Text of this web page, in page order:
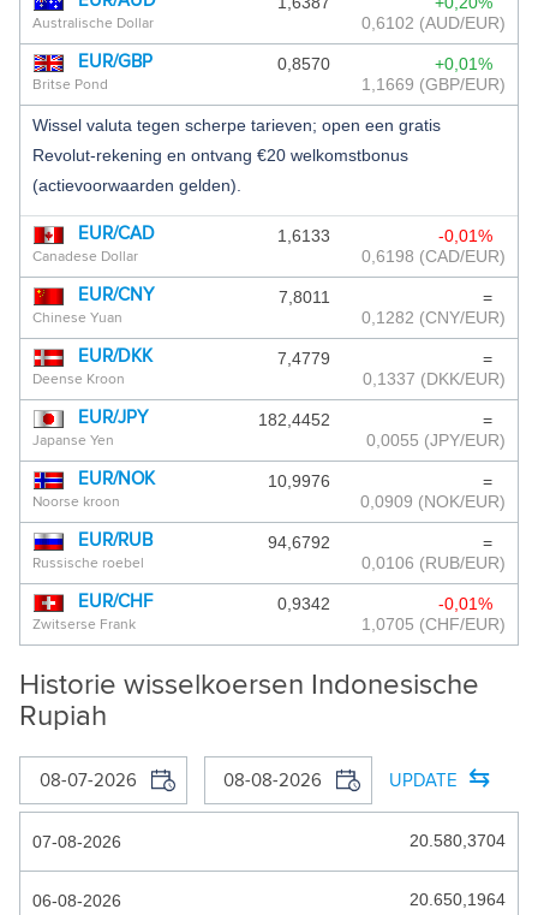
ALGERIJNSE DINAR
ANGOLESE KWANZA
ANTILLIAANSE GULDEN
ARGENTIJNSE PESO
ARUBAANSE FLORIN
AZERBEIDZJAANSE MANAT
BAHAMAANSE DOLLAR
BANGLADESE TAKA
BARBADOS DOLLAR
BERMUDA DOLLAR
BHUTAANSE NGULTRUM
BOLIVIAANSE BOLIVIANO
BRUNEI DOLLAR
Australische Dollar
0,6102 (AUD/EUR)
EUR/GBP
Britse Pond
0,8570
+0,01%
1,1669 (GBP/EUR)
Wissel valuta tegen scherpe tarieven; open een gratis
Revolut-rekening en ontvang €20 welkomstbonus
(actievoorwaarden gelden).
EUR/CAD
Canadese Dollar
1,6133
-0,01%
0,6198 (CAD/EUR)
EUR/CNY
Chinese Yuan
7,8011
=
0,1282 (CNY/EUR)
EUR/DKK
Deense Kroon
7,4779
=
0,1337 (DKK/EUR)
EUR/JPY
Japanse Yen
182,4452
=
0,0055 (JPY/EUR)
EUR/NOK
Noorse kroon
10,9976
=
0,0909 (NOK/EUR)
EUR/RUB
Russische roebel
94,6792
=
0,0106 (RUB/EUR)
EUR/CHF
Zwitserse Frank
0,9342
-0,01%
1,0705 (CHF/EUR)
Historie wisselkoersen Indonesische
Rupiah
UPDATE ⇆
07-08-2026 20.580,3704
06-08-2026 20.650,1964